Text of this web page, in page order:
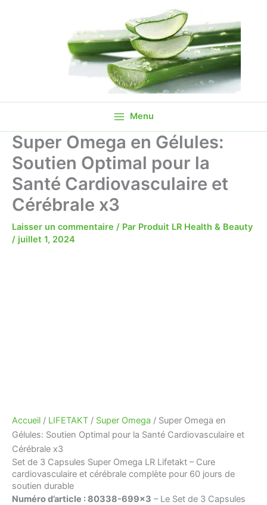
Menu
Super Omega en Gélules:
Soutien Optimal pour la
Santé Cardiovasculaire et
Cérébrale x3
Laisser un commentaire / Par Produit LR Health & Beauty
/ juillet 1, 2024
Accueil / LIFETAKT / Super Omega / Super Omega en
Gélules: Soutien Optimal pour la Santé Cardiovasculaire et
Cérébrale x3
Set de 3 Capsules Super Omega LR Lifetakt – Cure
cardiovasculaire et cérébrale complète pour 60 jours de
soutien durable
Numéro d’article : 80338-699×3 – Le Set de 3 Capsules
pour
Cardiovasculaire
et
Cérébrale
x3